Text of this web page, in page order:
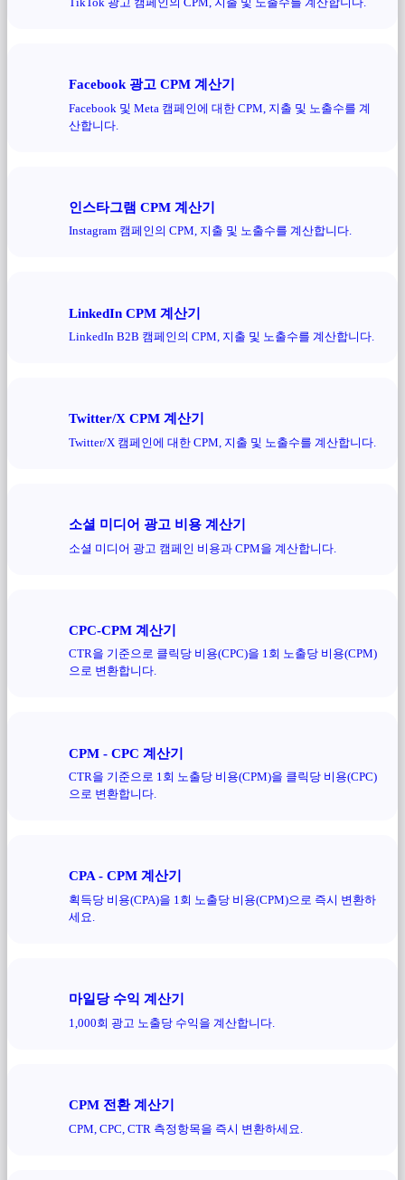
Facebook 광고 CPM 계산기
Facebook 및 Meta 캠페인에 대한 CPM, 지출 및 노출수를 계
산합니다.
인스타그램 CPM 계산기
Instagram 캠페인의 CPM, 지출 및 노출수를 계산합니다.
LinkedIn CPM 계산기
LinkedIn B2B 캠페인의 CPM, 지출 및 노출수를 계산합니다.
Twitter/X CPM 계산기
Twitter/X 캠페인에 대한 CPM, 지출 및 노출수를 계산합니다.
소셜 미디어 광고 비용 계산기
소셜 미디어 광고 캠페인 비용과 CPM을 계산합니다.
CPC-CPM 계산기
CTR을 기준으로 클릭당 비용(CPC)을 1회 노출당 비용(CPM)
으로 변환합니다.
CPM - CPC 계산기
CTR을 기준으로 1회 노출당 비용(CPM)을 클릭당 비용(CPC)
으로 변환합니다.
CPA - CPM 계산기
획득당 비용(CPA)을 1회 노출당 비용(CPM)으로 즉시 변환하
세요.
마일당 수익 계산기
1,000회 광고 노출당 수익을 계산합니다.
CPM 전환 계산기
CPM, CPC, CTR 측정항목을 즉시 변환하세요.